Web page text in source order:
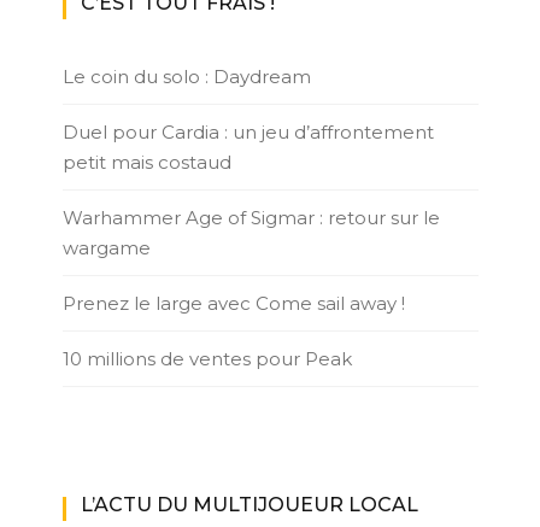
Le coin du solo : Daydream
Duel pour Cardia : un jeu d’affrontement
petit mais costaud
Warhammer Age of Sigmar : retour sur le
wargame
Prenez le large avec Come sail away !
10 millions de ventes pour Peak
L’ACTU DU MULTIJOUEUR LOCAL